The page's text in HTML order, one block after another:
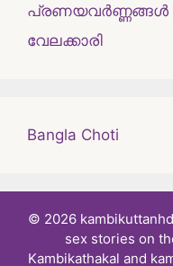
പ്രണയവർണ്ണങ്ങൾ
വേലക്കാരി
Bangla Choti
© 2026
sex stories on
Kambikathakal and